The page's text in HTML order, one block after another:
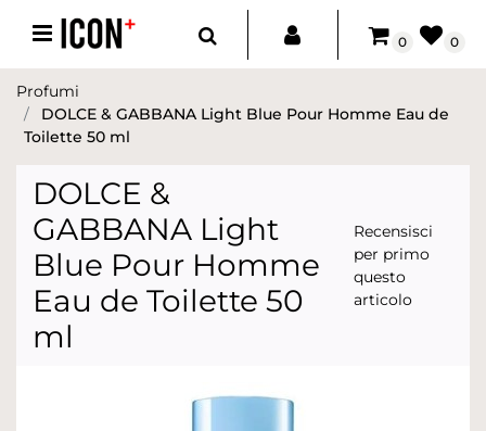
Open menu
0 0
Profumi
DOLCE & GABBANA Light Blue Pour Homme Eau de
Toilette 50 ml
DOLCE &
GABBANA Light
Blue Pour Homme
Eau de Toilette 50
ml
Recensisci
per primo
questo
articolo